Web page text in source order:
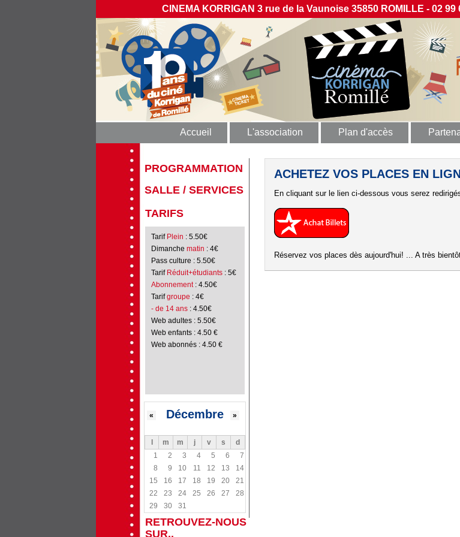
CINEMA KORRIGAN 3 rue de la Vaunoise 35850 ROMILLE - 02 99
Accueil L'association Plan d'accès
PROGRAMMATION
SALLE / SERVICES
TARIFS
Tarif Plein : 5.50€
Dimanche matin : 4€
Pass culture : 5.50€
Tarif Réduit+étudiants : 5€
Abonnement: 4.50€
Tarifgroupe : 4€
- de 14 ans: 4.50€
Web adultes : 5.50€
Web enfants : 4.50 €
Web abonnés : 4.50 €
Décembre
« »
m m j v s
d
1
2 3 4 5 6
7
8
9 10 11 12 13
14
15
16 17 18 19 20
21
22
23 24 25 26 27
28
29
30 31
RETROUVEZ-NOUS
SUR..
ACHETEZ VOS PLACES EN
En cliquant sur le lien ci-dessous vous serez
Réservez vos places dès aujourd'hui! ... A très